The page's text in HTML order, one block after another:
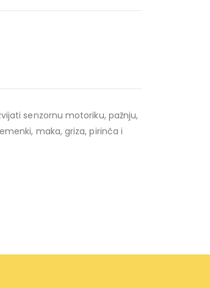
senzornu motoriku, pažnju,
maka, griza, pirinča i